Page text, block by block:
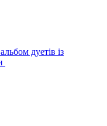
дуетів із